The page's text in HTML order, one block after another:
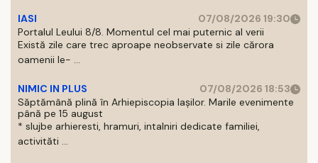
IASI
07/08/2026 19:30
Portalul Leului 8/8. Momentul cel mai puternic al verii
Există zile care trec aproape neobservate si zile cărora
oamenii le- ...
NIMIC IN PLUS
07/08/2026 18:53
Săptămână plină în Arhiepiscopia Iașilor. Marile evenimente
până pe 15 august
* slujbe arhieresti, hramuri, intalniri dedicate familiei,
activităti ...